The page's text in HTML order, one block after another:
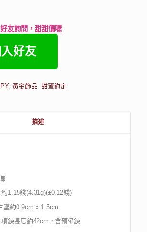
友詢問，甜甜價喔
, 黃金飾品 甜蜜約定
描述
1.15錢(4.31g)(±0.12錢)
墜約0.9cm x 1.5cm
鍊長度約42cm，含預備鍊